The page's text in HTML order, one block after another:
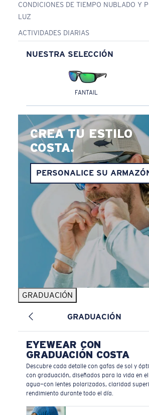
CONDICIONES DE TIEMPO NUBLADO Y
LUZ
ACTIVIDADES DIARIAS
NUESTRA SELECCIÓN
FANTAIL
CREA TU ESTILO
COSTA.
PERSONALICE SU
GRADUACIÓN
GRADUACIÓN
EYEWEAR CON
GRADUACIÓN COSTA
Descubre cada detalle con gafas de sol y
con graduación, diseñados para la vida en el
agua—con lentes polarizados, claridad
rendimiento durante todo el día.